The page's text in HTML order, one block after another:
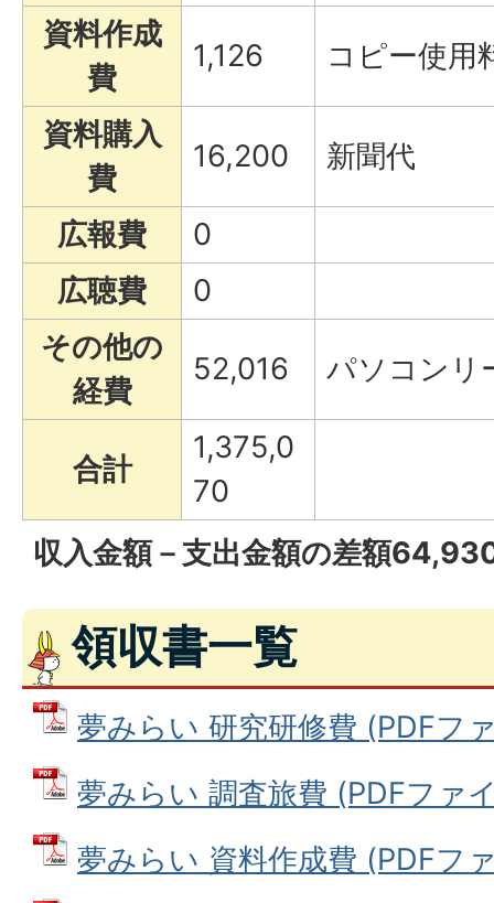
資料作成
費
1,126 コピー使用
資料購入
費
16,200 新聞代
広報費
0
広聴費
0
その他の
経費
52,016 パソコンリ
合計
1,375,0
70
収入金額－支出金額の差額
領収書一覧
夢みらい 研究研修費 (PDFフ
夢みらい 調査旅費 (PDFファ
夢みらい 資料作成費 (PDFフ